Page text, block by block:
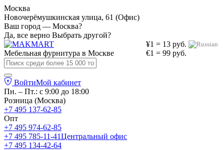
Москва
Новочерёмушкинская улица, 61 (Офис)
Ваш город — Москва?
Да, все верно Выбрать другой?
¥1 = 13 руб.
€1 = 99 руб.
Мебельная фурнитура в Москве
ВойтиМой кабинет
Пн. – Пт.: с 9:00 до 18:00
Розница (Москва)
+7 495 137-62-85
Опт
+7 495 974-62-85
+7 495 785-11-41Центральный офис
+7 495 134-42-64